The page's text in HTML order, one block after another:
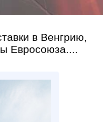
в Венгрию,
Евросоюза....